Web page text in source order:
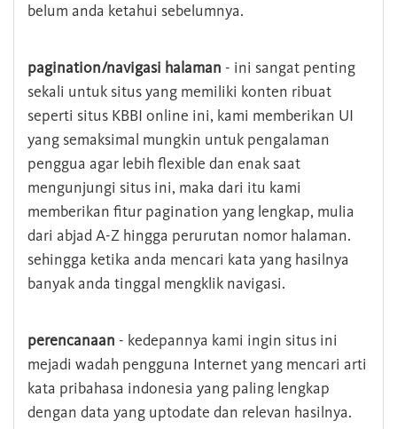
belum anda ketahui sebelumnya.
pagination/navigasi halaman - ini sangat penting
sekali untuk situs yang memiliki konten ribuat
seperti situs KBBI online ini, kami memberikan UI
yang semaksimal mungkin untuk pengalaman
penggua agar lebih flexible dan enak saat
mengunjungi situs ini, maka dari itu kami
memberikan fitur pagination yang lengkap, mulia
dari abjad A-Z hingga perurutan nomor halaman.
sehingga ketika anda mencari kata yang hasilnya
banyak anda tinggal mengklik navigasi.
perencanaan - kedepannya kami ingin situs ini
mejadi wadah pengguna Internet yang mencari arti
kata pribahasa indonesia yang paling lengkap
dengan data yang uptodate dan relevan hasilnya.